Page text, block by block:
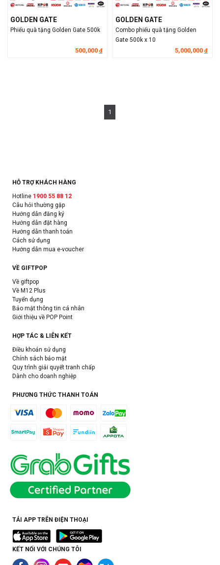
GOLDEN GATE
Phiếu quà tặng Golden Gate 500k
500,000 đ
GOLDEN GATE
Combo phiếu quà tặng Golden
Gate 500k x 10
5,000,000 đ
1
HỖ TRỢ KHÁCH HÀNG
Hotline 1900 55 88 12
Câu hỏi thường gặp
Hướng dẫn đăng ký
Hướng dẫn đặt hàng
Hướng dẫn thanh toán
Cách sử dụng
Hướng dẫn mua e-voucher
VỀ GIFTPOP
Về giftpop
Về M12 Plus
Tuyển dụng
Bảo mật thông tin cá nhân
Giới thiệu về POP Point
HỢP TÁC & LIÊN KẾT
Điều khoản sử dụng
Chính sách bảo mật
Quy trình giải quyết tranh chấp
Dành cho doanh nghiệp
PHƯƠNG THỨC THANH TOÁN
TẢI APP TRÊN ĐIỆN THOẠI
KẾT NỐI VỚI CHÚNG TÔI